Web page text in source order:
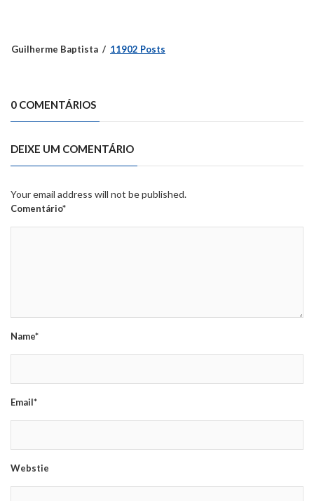
Guilherme Baptista 11902 Posts
0 COMENTÁRIOS
DEIXE UM COMENTÁRIO
Your email address will not be published.
Comentário*
Name*
Email*
Webstie